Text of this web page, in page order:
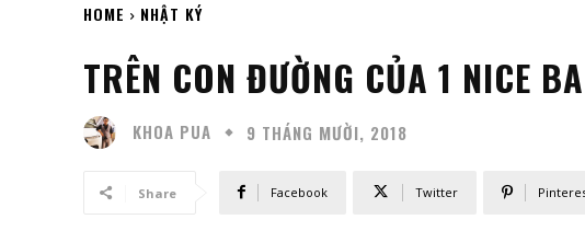
HOME NHẬT KÝ
TRÊN CON ĐƯỜNG CỦA 1 NICE
KHOA PUA 9 THÁNG MƯỜI, 2018
Share Facebook Twitter